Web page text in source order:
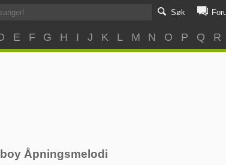
Søk
E F G H I J K L M N O P Q R
Åpningsmelodi